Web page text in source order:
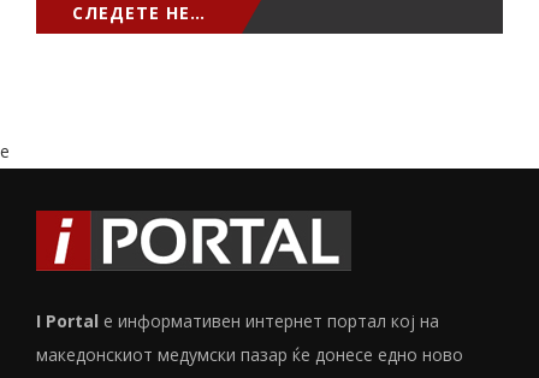
СЛЕДЕТЕ НЕ…
e
I Portal е информативен интернет портал кој на
македонскиот медумски пазар ќе донесе едно ново